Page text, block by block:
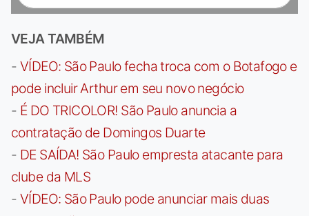
VEJA TAMBÉM
- VÍDEO: São Paulo fecha troca com o Botafogo e
pode incluir Arthur em seu novo negócio
- É DO TRICOLOR! São Paulo anuncia a
contratação de Domingos Duarte
- DE SAÍDA! São Paulo empresta atacante para
clube da MLS
- VÍDEO: São Paulo pode anunciar mais duas